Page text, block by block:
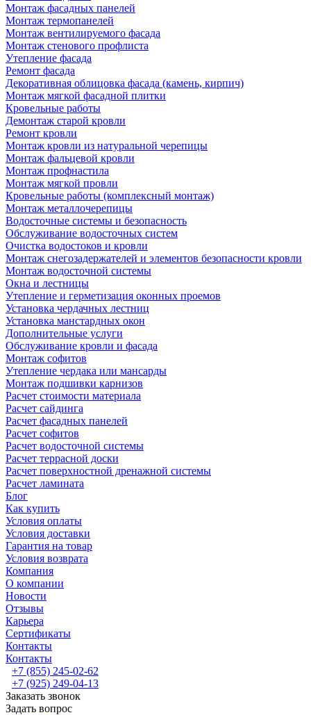
Монтаж фасадных панелей
Монтаж термопанелей
Монтаж вентилируемого фасада
Монтаж стенового профлиста
Утепление фасада
Ремонт фасада
Декоративная облицовка фасада (камень, кирпич)
Монтаж мягкой фасадной плитки
Кровельные работы
Демонтаж старой кровли
Ремонт кровли
Монтаж кровли из натуральной черепицы
Монтаж фальцевой кровли
Монтаж профнастила
Монтаж мягкой провли
Кровельные работы (комплексный монтаж)
Монтаж металлочерепицы
Водосточные системы и безопасность
Обслуживание водосточных систем
Очистка водостоков и кровли
Монтаж снегозадержателей и элементов безопасности кровли
Монтаж водосточной системы
Окна и лестницы
Утепление и герметизация оконных проемов
Установка чердачных лестниц
Установка манстардных окон
Дополнительные услуги
Обслуживание кровли и фасада
Монтаж софитов
Утепление чердака или мансарды
Монтаж подшивки карнизов
Расчет стоимости материала
Расчет сайдинга
Расчет фасадных панелей
Расчет софитов
Расчет водосточной системы
Расчет террасной доски
Расчет поверхностной дренажной системы
Расчет ламината
Блог
Как купить
Условия оплаты
Условия доставки
Гарантия на товар
Условия возврата
Компания
О компании
Новости
Отзывы
Карьера
Сертификаты
Контакты
Контакты
+7 (855) 245-02-62
+7 (925) 249-04-13
Заказать звонок
Задать вопрос